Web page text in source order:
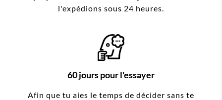
l'expédions sous 24 heures.
60 jours pour l'essayer
Afin que tu aies le temps de décider sans te